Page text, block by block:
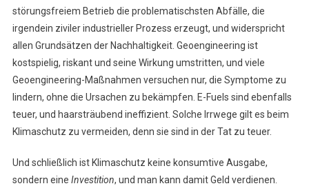
störungsfreiem Betrieb die problematischsten Abfälle, die
irgendein ziviler industrieller Prozess erzeugt, und widerspricht
allen Grundsätzen der Nachhaltigkeit. Geoengineering ist
kostspielig, riskant und seine Wirkung umstritten, und viele
Geoengineering-Maßnahmen versuchen nur, die Symptome zu
lindern, ohne die Ursachen zu bekämpfen. E-Fuels sind ebenfalls
teuer, und haarsträubend ineffizient. Solche Irrwege gilt es beim
Klimaschutz zu vermeiden, denn sie sind in der Tat zu teuer.
Und schließlich ist Klimaschutz keine konsumtive Ausgabe,
sondern eine Investition, und man kann damit Geld verdienen.